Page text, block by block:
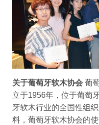
关于葡萄牙软木协会 葡
立于1956年，位于葡萄
牙软木行业的全国性组
料，葡萄牙软木协会的